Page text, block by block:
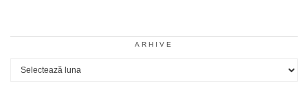
ARHIVE
Arhive